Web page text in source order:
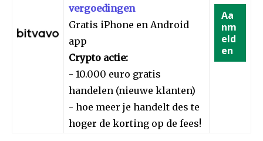
vergoedingen
Gratis iPhone en Android
app
Crypto actie:
- 10.000 euro gratis
handelen (nieuwe klanten)
- hoe meer je handelt des te
hoger de korting op de fees!
Aa
nm
eld
en